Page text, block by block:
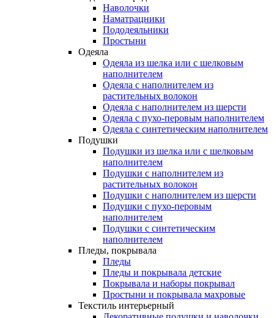
Наволочки
Наматрацники
Пододеяльники
Простыни
Одеяла
Одеяла из шелка или с шелковым
наполнителем
Одеяла с наполнителем из
растительных волокон
Одеяла с наполнителем из шерсти
Одеяла с пухо-перовым наполнителем
Одеяла с синтетическим наполнителем
Подушки
Подушки из шелка или с шелковым
наполнителем
Подушки с наполнителем из
растительных волокон
Подушки с наполнителем из шерсти
Подушки с пухо-перовым
наполнителем
Подушки с синтетическим
наполнителем
Пледы, покрывала
Пледы
Пледы и покрывала детские
Покрывала и наборы покрывал
Простыни и покрывала махровые
Текстиль интерьерный